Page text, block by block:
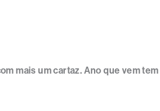
mais um cartaz. Ano que vem